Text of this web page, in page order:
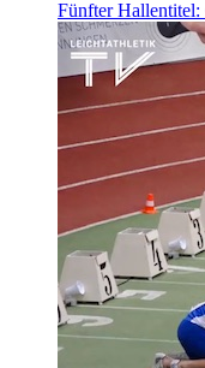
Fünfter Hallentitel: